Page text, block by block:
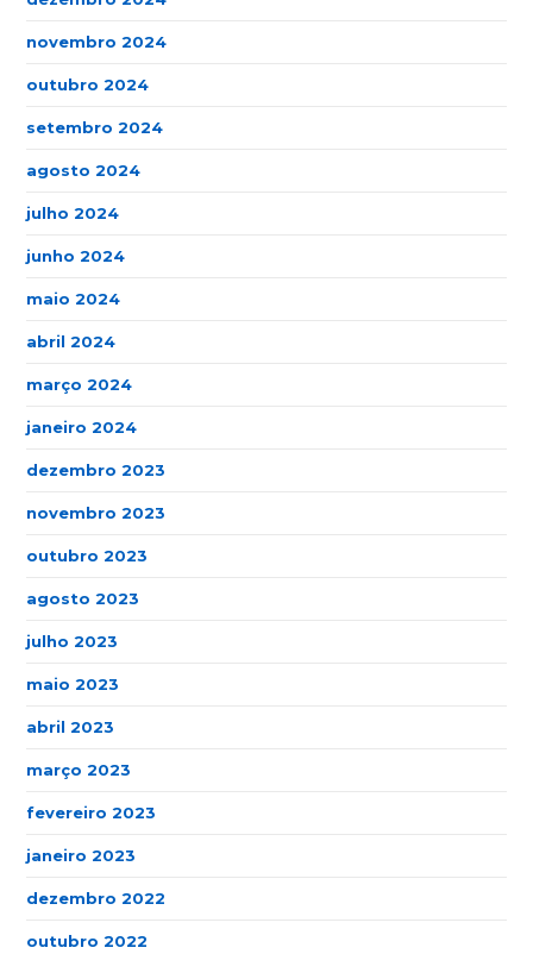
novembro 2024
outubro 2024
setembro 2024
agosto 2024
julho 2024
junho 2024
maio 2024
abril 2024
março 2024
janeiro 2024
dezembro 2023
novembro 2023
outubro 2023
agosto 2023
julho 2023
maio 2023
abril 2023
março 2023
fevereiro 2023
janeiro 2023
dezembro 2022
outubro 2022